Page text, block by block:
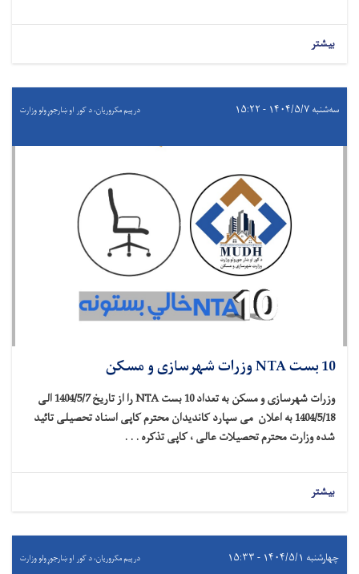
بیشتر
سه‌شنبه ۱۴۰۴/۵/۷ - ۱۵:۲۲ درېيم مکروریان، د کور او ښارجوړولو وزارت
10 بست NTA وزرات شهرسازی و مسکن
وزرات شهرسازی و مسکن به تعداد 10 بست NTA
را از تاریخ 1404/5/7 الی
1404/5/18 به اعلان می سپارد
کاندیدان محترم کاپی اسناد تحصیلی تائید
شده وزارت محترم تحصیلات عالی ، کاپی تذکره . . .
بیشتر
چهارشنبه ۱۴۰۴/۵/۱ - ۱۵:۳۳ درېيم مکروریان، د کور او ښارجوړولو وزارت